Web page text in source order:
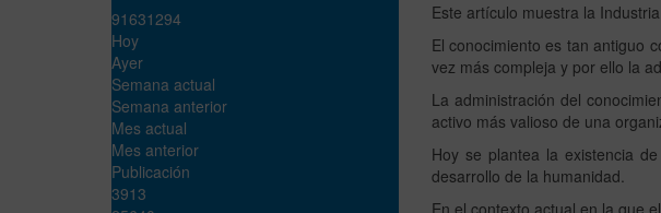
Este artículo muestra la
El conocimiento es tan antiguo
vez más compleja y por ello la
La administración del
activo más valioso de una
Hoy se plantea la existencia
desarrollo de la humanidad.
En el contexto actual en la que
91631294
Hoy
Ayer
Semana actual
Semana anterior
Mes actual
Mes anterior
Publicación
3913